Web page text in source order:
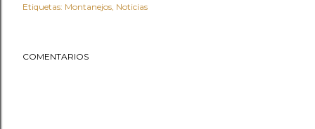
Etiquetas: Montanejos Noticias
COMENTARIOS